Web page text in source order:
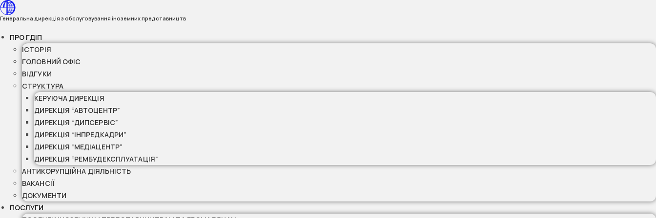
Перейти
до
Генеральна дирекція з обслуговування іноземних представництв
ПРО ГДІП
ІСТОРІЯ
ГОЛОВНИЙ ОФІС
ВІДГУКИ
СТРУКТУРА
КЕРУЮЧА ДИРЕКЦІЯ
ДИРЕКЦІЯ “АВТОЦЕНТР”
ДИРЕКЦІЯ “ДИПСЕРВІС”
ДИРЕКЦІЯ “ІНПРЕДКАДРИ”
ДИРЕКЦІЯ “МЕДІАЦЕНТР”
ДИРЕКЦІЯ “РЕМБУДЕКСПЛУАТАЦІЯ”
АНТИКОРУПЦІЙНА ДІЯЛЬНІСТЬ
ВАКАНСІЇ
ДОКУМЕНТИ
ПОСЛУГИ